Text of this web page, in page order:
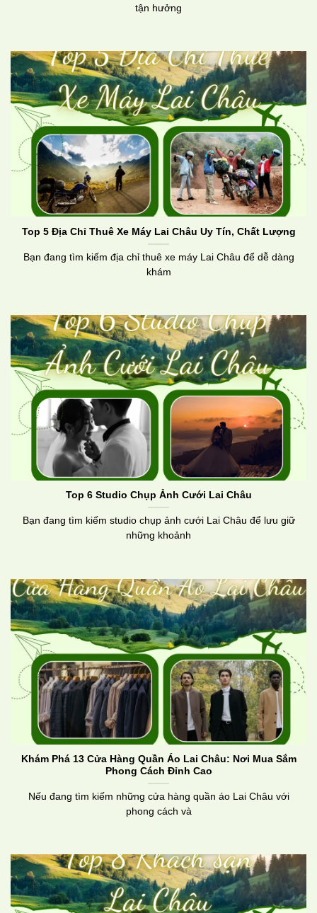
tận hưởng
Top 5 Địa Chỉ Thuê Xe Máy Lai Châu Uy Tín, Chất Lượng
Bạn đang tìm kiếm địa chỉ thuê xe máy Lai Châu để dễ dàng
khám
Top 6 Studio Chụp Ảnh Cưới Lai Châu
Bạn đang tìm kiếm studio chụp ảnh cưới Lai Châu để lưu giữ
những khoảnh
Khám Phá 13 Cửa Hàng Quần Áo Lai Châu: Nơi Mua Sắm
Phong Cách Đỉnh Cao
Nếu đang tìm kiếm những cửa hàng quần áo Lai Châu với
phong cách và